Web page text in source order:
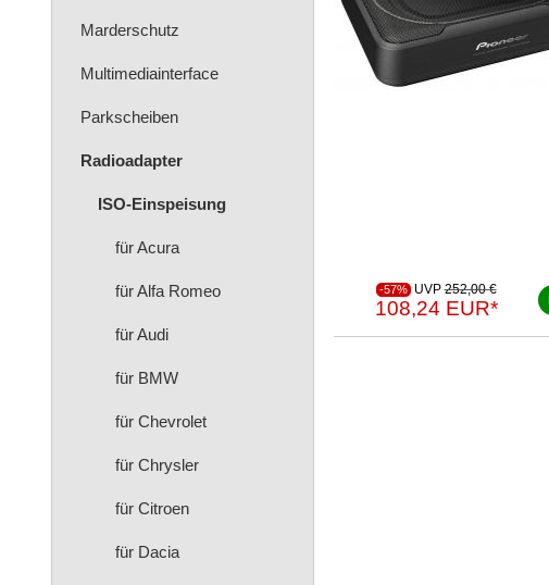
Marderschutz
Multimediainterface
Parkscheiben
Radioadapter
ISO-Einspeisung
für Acura
für Alfa Romeo
für Audi
für BMW
für Chevrolet
für Chrysler
für Citroen
für Dacia
-57% UVP 252,00 €
108,24 EUR*